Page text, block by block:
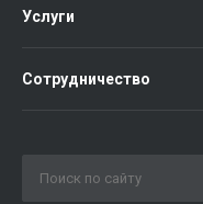
Услуги
Сотрудничество